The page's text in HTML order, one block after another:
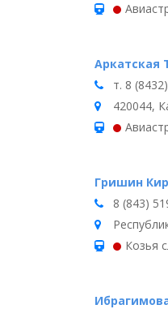
Аркатская
т. 8
420044,
Гришин
8 (843)
Козья